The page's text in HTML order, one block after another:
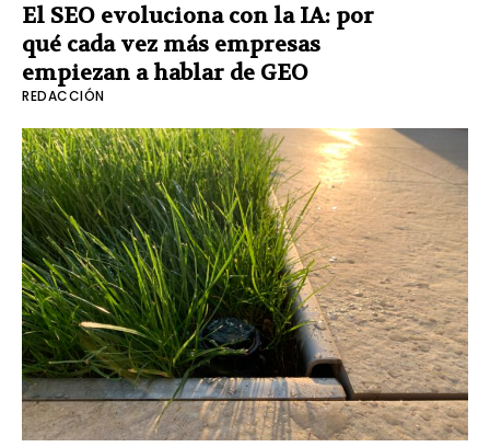
El SEO evoluciona con la IA: por
qué cada vez más empresas
empiezan a hablar de GEO
REDACCIÓN